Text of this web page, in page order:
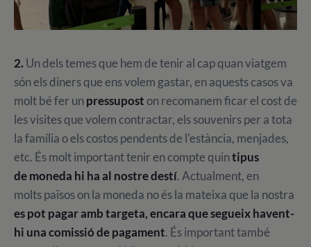
2. Un dels temes que hem de tenir al cap quan viatgem
són els diners que ens volem gastar, en aquests casos va
molt bé fer unpressuposton recomanem ficar el cost de
les visites que volem contractar, els souvenirs per a tota
la família o els costos pendents de l'estància, menjades,
etc. És molt important tenir en compte quintipus
de moneda hi ha al nostre destí. Actualment, en
molts països on la moneda no és la mateixa que la nostra
es pot pagar amb targeta, encara que segueix havent-
hi una comissió de pagament. És important també